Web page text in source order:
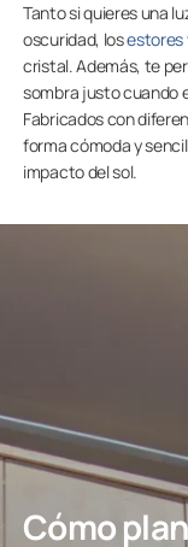
Tanto si quieres una
oscuridad, losestores
cristal. Además, te
sombra justo cuando
Fabricados con
forma cómoda y
impacto del sol.
Cómo